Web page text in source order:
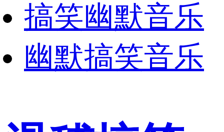
搞笑幽默音乐
幽默搞笑音乐